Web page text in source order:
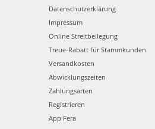
Datenschutzerklärung
Impressum
Online Streitbeilegung
Treue-Rabatt für Stammkunden
Versandkosten
Abwicklungszeiten
Zahlungsarten
Registrieren
App Fera